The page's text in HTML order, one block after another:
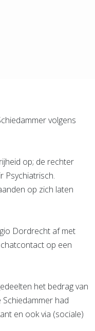
volgens
op; de rechter
Psychiatrisch.
op zich laten
Dordrecht af met
op een
het bedrag van
had
en ook via (sociale)